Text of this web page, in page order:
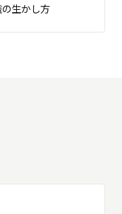
の生かし方